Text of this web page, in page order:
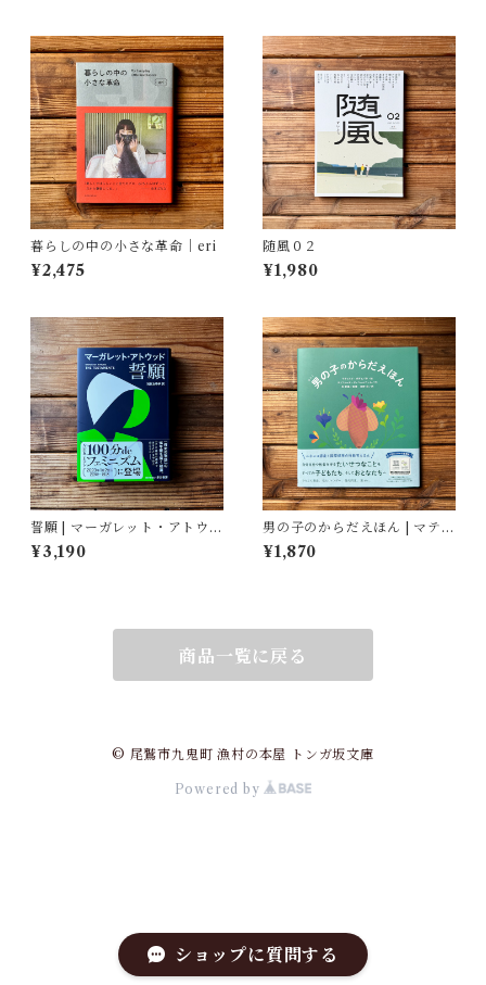
ショップに質問する
暮らしの中の小さな革命｜eri
¥2,475
随風０２
¥1,980
誓願 | マーガレット・アトウッ
ド, 鴻巣 友季子(翻訳)
¥3,190
男の子のからだえほん | マティ
ルド・ボディ(著/文 | イラス
ト), ティフェーヌ・ディユー
¥1,870
商品一覧に戻る
© 尾鷲市九鬼町 漁村の本屋 トンガ坂文庫
Powered by